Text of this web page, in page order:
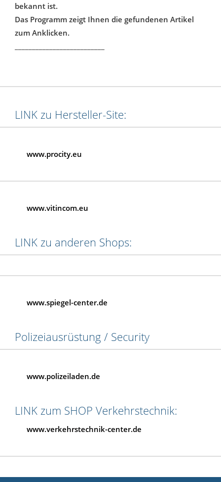
bekannt ist.
Das Programm zeigt Ihnen die gefundenen Artikel
zum Anklicken.
LINK zu Hersteller-Site:
www.procity.eu
www.vitincom.eu
LINK zu anderen Shops:
www.spiegel-center.de
Polizeiausrüstung / Security
www.polizeiladen.de
LINK zum SHOP Verkehrstechnik:
www.verkehrstechnik-center.de